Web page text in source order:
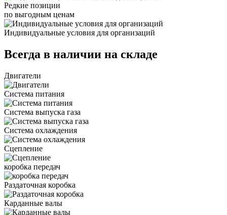
Редкие позиции
по выгодным ценам
Индивидуальные условия для организаций
Всегда в наличии на складе
Двигатели
Система питания
Система выпуска газа
Система охлаждения
Сцепление
коробка передач
Раздаточная коробка
Карданные валы